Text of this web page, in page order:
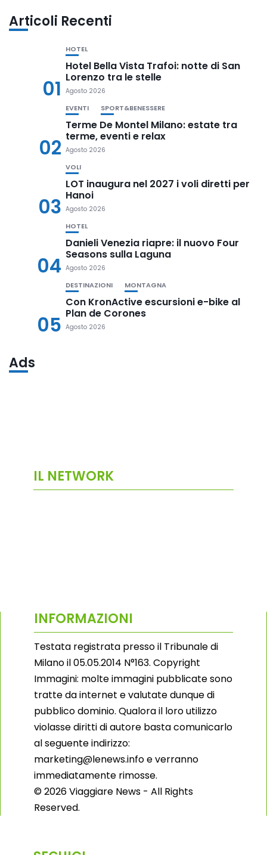
Articoli Recenti
01
HOTEL
Hotel Bella Vista Trafoi: notte di San
Lorenzo tra le stelle
Agosto 2026
02
EVENTI SPORT&BENESSERE
Terme De Montel Milano: estate tra
terme, eventi e relax
Agosto 2026
03
VOLI
LOT inaugura nel 2027 i voli diretti per
Hanoi
Agosto 2026
04
HOTEL
Danieli Venezia riapre: il nuovo Four
Seasons sulla Laguna
Agosto 2026
05
DESTINAZIONI MONTAGNA
Con KronActive escursioni e-bike al
Plan de Corones
Agosto 2026
Ads
IL NETWORK
INFORMAZIONI
Testata registrata presso il Tribunale di
Milano il 05.05.2014 N°163. Copyright
Immagini: molte immagini pubblicate sono
tratte da internet e valutate dunque di
pubblico dominio. Qualora il loro utilizzo
violasse diritti di autore basta comunicarlo
al seguente indirizzo:
marketing@lenews.info e verranno
immediatamente rimosse.
© 2026 Viaggiare News - All Rights
Reserved.